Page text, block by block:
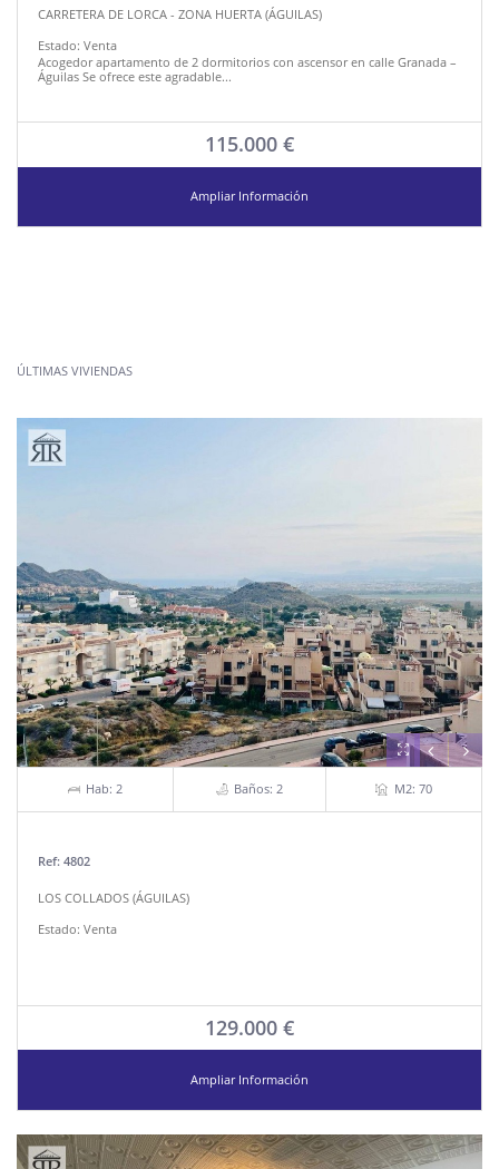
CARRETERA DE LORCA - ZONA HUERTA (ÁGUILAS)
Estado: Venta
Acogedor apartamento de 2 dormitorios con ascensor en calle Granada –
Águilas Se ofrece este agradable...
115.000 €
Ampliar Información
ÚLTIMAS VIVIENDAS
Hab: 2 Baños: 2 M2: 70
Ref: 4802
LOS COLLADOS (ÁGUILAS)
Estado: Venta
129.000 €
Ampliar Información